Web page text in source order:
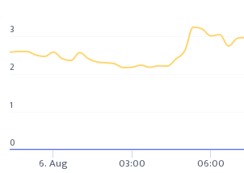
6. Aug 03:00 06:00
0
1
2
3